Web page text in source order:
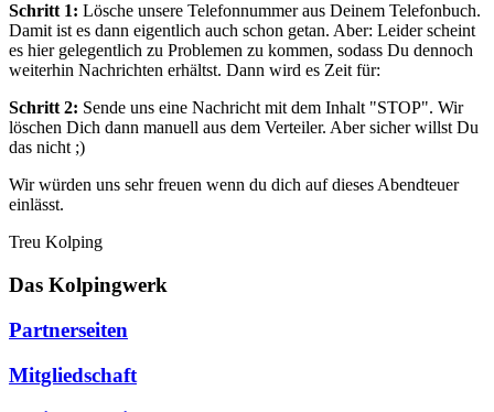
Schritt 1: Lösche unsere Telefonnummer aus Deinem Telefonbuch.
Damit ist es dann eigentlich auch schon getan. Aber: Leider scheint
es hier gelegentlich zu Problemen zu kommen, sodass Du dennoch
weiterhin Nachrichten erhältst. Dann wird es Zeit für:
Schritt 2: Sende uns eine Nachricht mit dem Inhalt "STOP". Wir
löschen Dich dann manuell aus dem Verteiler. Aber sicher willst Du
das nicht ;)
Wir würden uns sehr freuen wenn du dich auf dieses Abendteuer
einlässt.
Treu Kolping
Das Kolpingwerk
Partnerseiten
Mitgliedschaft